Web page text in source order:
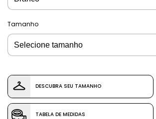
Tamanho
DESCUBRA SEU TAMANHO
TABELA DE MEDIDAS